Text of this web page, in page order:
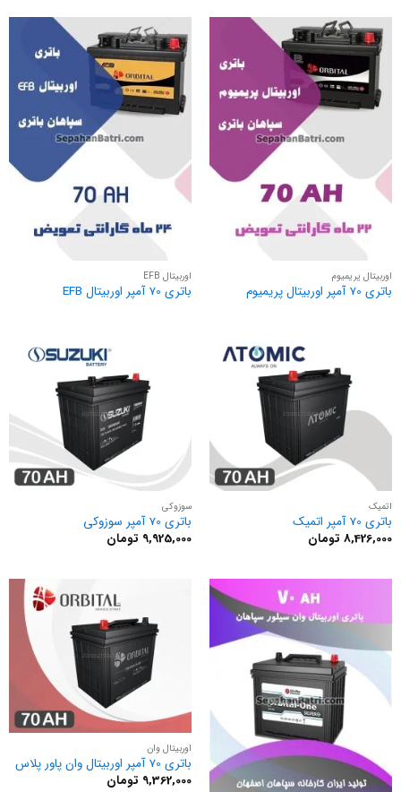
اوربیتال پریمیوم
باتری 70 آمپر اوربیتال پریمیوم
اوربیتال EFB
باتری 70 آمپر اوربیتال EFB
اتمیک
باتری 70 آمپر اتمیک
8,426,000 تومان
سوزوکی
باتری 70 آمپر سوزوکی
9,925,000 تومان
اوربیتال وان
باتری 70 آمپر اوربیتال وان پاور پلاس
9,362,000 تومان